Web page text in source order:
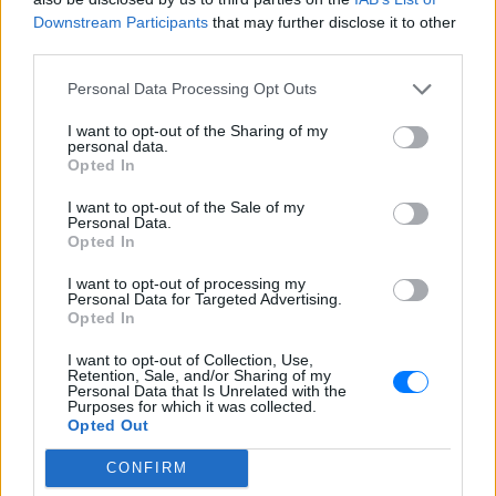
Downstream Participants that may further disclose it to other
Personal Data Processing Opt Outs
I want to opt-out of the Sharing of my
personal data.
Opted In
I want to opt-out of the Sale of my
Personal Data.
Opted In
I want to opt-out of processing my
Personal Data for Targeted Advertising.
Opted In
I want to opt-out of Collection, Use,
Retention, Sale, and/or Sharing of my
Personal Data that Is Unrelated with the
Purposes for which it was collected.
Opted Out
CONFIRM
ΔΕΙΤΕ ΕΠΙΣΗΣ
ΣΤΗΝ ΙΔΙΑ ΚΑΤΗΓΟΡΙΑ